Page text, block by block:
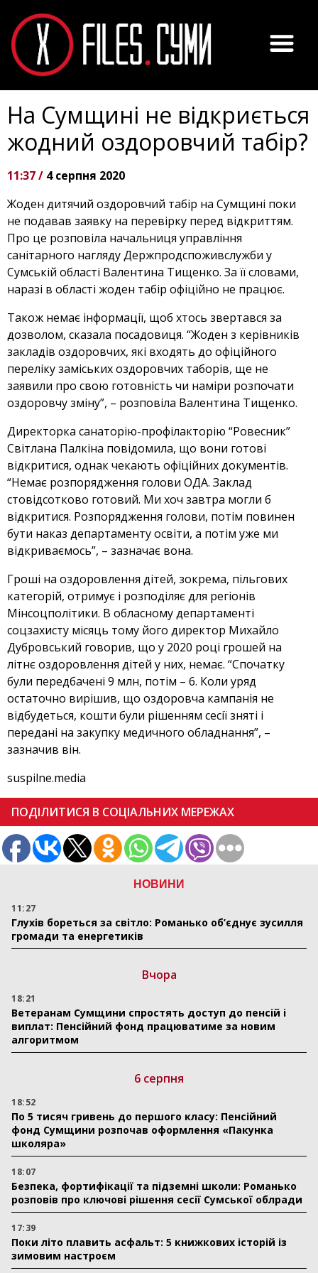
НОВИНИ
11:27
Глухів бореться за світло: Романько об’єднує зусилля
громади та енергетиків
Вчора
18:21
Ветеранам Сумщини спростять доступ до пенсій і
виплат: Пенсійний фонд працюватиме за новим
алгоритмом
6 серпня
18:52
По 5 тисяч гривень до першого класу: Пенсійний
фонд Сумщини розпочав оформлення «Пакунка
школяра»
18:07
Безпека, фортифікації та підземні школи: Романько
розповів про ключові рішення сесії Сумської облради
17:39
Поки літо плавить асфальт: 5 книжкових історій із
зимовим настроєм
На Сумщині не відкриється
жодний оздоровчий табір?
11:37 / 4 серпня 2020
Жоден дитячий оздоровчий табір на Сумщині поки
не подавав заявку на перевірку перед відкриттям.
Про це розповіла начальниця управління
санітарного нагляду Держпродспоживслужби у
Сумській області Валентина Тищенко. За її словами,
наразі в області жоден табір офіційно не працює.
Також немає інформації, щоб хтось звертався за
дозволом, сказала посадовиця. “Жоден з керівників
закладів оздоровчих, які входять до офіційного
переліку заміських оздоровчих таборів, ще не
заявили про свою готовність чи наміри розпочати
оздоровчу зміну”, – розповіла Валентина Тищенко.
Директорка санаторію-профілакторію “Ровесник”
Світлана Палкіна повідомила, що вони готові
відкритися, однак чекають офіційних документів.
“Немає розпорядження голови ОДА. Заклад
стовідсотково готовий. Ми хоч завтра могли б
відкритися. Розпорядження голови, потім повинен
бути наказ департаменту освіти, а потім уже ми
відкриваємось”, – зазначає вона.
Гроші на оздоровлення дітей, зокрема, пільгових
категорій, отримує і розподіляє для регіонів
Мінсоцполітики. В обласному департаменті
соцзахисту місяць тому його директор Михайло
Дубровський говорив, що у 2020 році грошей на
літнє оздоровлення дітей у них, немає. “Спочатку
були передбачені 9 млн, потім – 6. Коли уряд
остаточно вирішив, що оздоровча кампанія не
відбудеться, кошти були рішенням сесії зняті і
передані на закупку медичного обладнання”, –
зазначив він.
suspilne.media
ПОДІЛИТИСЯ В СОЦІАЛЬНИХ МЕРЕЖАХ